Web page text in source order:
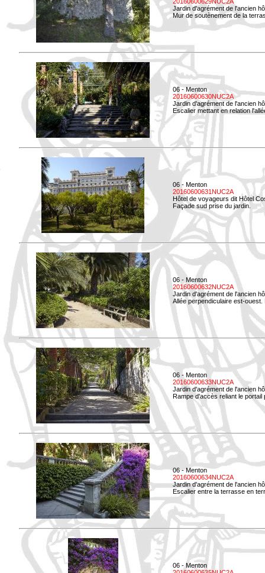
Jardin d'agrément de l'ancien
Mur de soutènement de la
06 - Menton
20160600630NUC2A
Jardin d'agrément de l'ancien
Escalier mettant en relation
06 - Menton
20160600631NUC2A
Hôtel de voyageurs dit Hôtel
Façade sud prise du jardin.
06 - Menton
20160600632NUC2A
Jardin d'agrément de l'ancien
Allée perpendiculaire est-ouest.
06 - Menton
20160600633NUC2A
Jardin d'agrément de l'ancien
Rampe d'accès reliant le portail
06 - Menton
20160600634NUC2A
Jardin d'agrément de l'ancien
Escalier entre la terrasse en
06 - Menton